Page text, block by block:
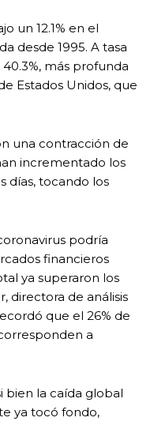
un 12.1% en el
desde 1995. A tasa
más profunda
Estados Unidos, que
una contracción de
incrementado los
días, tocando los
podría
financieros
ya superaron los
directora de análisis
que el 26% de
a
bien la caída global
ya tocó fondo,